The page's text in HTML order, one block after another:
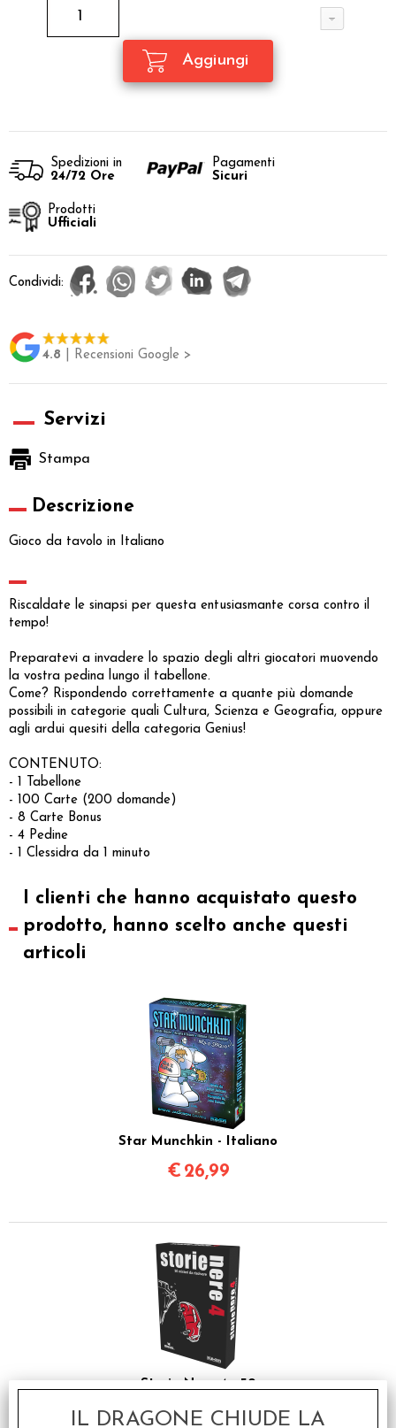
Spedizioni in
24/72 Ore
Pagamenti
Sicuri
Prodotti
Ufficiali
Condividi:
4.8 | Recensioni Google >
Servizi
Stampa
Descrizione
Gioco da tavolo in Italiano
Riscaldate le sinapsi per questa entusiasmante corsa contro il
tempo!
Preparatevi a invadere lo spazio degli altri giocatori muovendo
la vostra pedina lungo il tabellone.
Come? Rispondendo correttamente a quante più domande
possibili in categorie quali Cultura, Scienza e Geografia, oppure
agli ardui quesiti della categoria Genius!
CONTENUTO:
- 1 Tabellone
- 100 Carte (200 domande)
- 8 Carte Bonus
- 4 Pedine
- 1 Clessidra da 1 minuto
I clienti che hanno acquistato questo
prodotto, hanno scelto anche questi
articoli
Star Munchkin - Italiano
€ 26,99
Storie Nere 4 - 50
IL DRAGONE CHIUDE LA